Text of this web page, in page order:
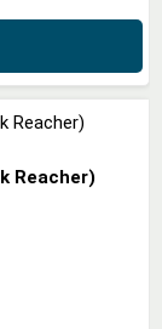
Reacher)